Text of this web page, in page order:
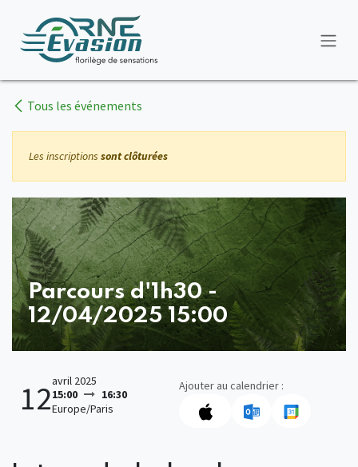
Tous les événements
Les inscriptions sont clôturées
Parcours d'1h30 -
12/04/2025 15:00
12avril 2025
15:00
16:30
Europe/Paris
Ajouter au calendrier :